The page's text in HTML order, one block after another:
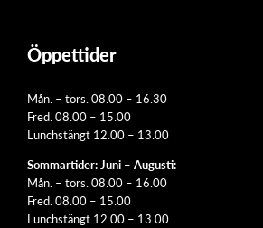
Öppettider
Mån. – tors. 08.00 – 16.30
Fred. 08.00 – 15.00
Lunchstängt 12.00 – 13.00
Sommartider: Juni – Augusti:
Mån. – tors. 08.00 – 16.00
Fred. 08.00 – 15.00
Lunchstängt 12.00 – 13.00